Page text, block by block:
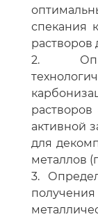
спекания
растворов
2.
активной
для
металлов
3.